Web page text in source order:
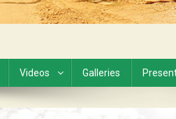
Videos Galleries